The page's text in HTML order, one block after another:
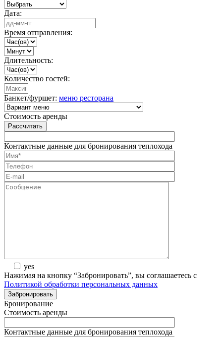
Дата:
Время отправления:
Длительность:
Количество гостей:
Банкет/фуршет: меню ресторана
Стоимость аренды
Рассчитать
Контактные данные для бронирования теплохода
yes
Нажимая на кнопку “Забронировать”, вы соглашаетесь с
Политикой обработки персональных данных
Бронирование
Стоимость аренды
Контактные данные для бронирования теплохода